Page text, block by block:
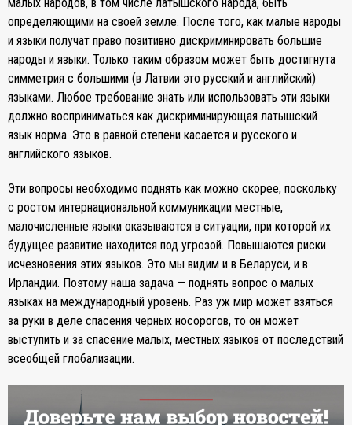
определяющими на своей земле. После того, как малые народы
и языки получат право позитивно дискриминировать большие
народы и языки. Только таким образом может быть достигнута
симметрия с большими (в Латвии это русский и английский)
языками. Любое требование знать или использовать эти языки
должно восприниматься как дискриминирующая латышский
язык норма. Это в равной степени касается и русского и
английского языков.
Эти вопросы необходимо поднять как можно скорее, поскольку
с ростом интернациональной коммуникации местные,
малочисленные языки оказываются в ситуации, при которой их
будущее развитие находится под угрозой. Повышаются риски
исчезновения этих языков. Это мы видим и в Беларуси, и в
Ирландии. Поэтому наша задача — поднять вопрос о малых
языках на международный уровень. Раз уж мир может взяться
за руки в деле спасения черных носорогов, то он может
выступить и за спасение малых, местных языков от последствий
всеобщей глобализации.